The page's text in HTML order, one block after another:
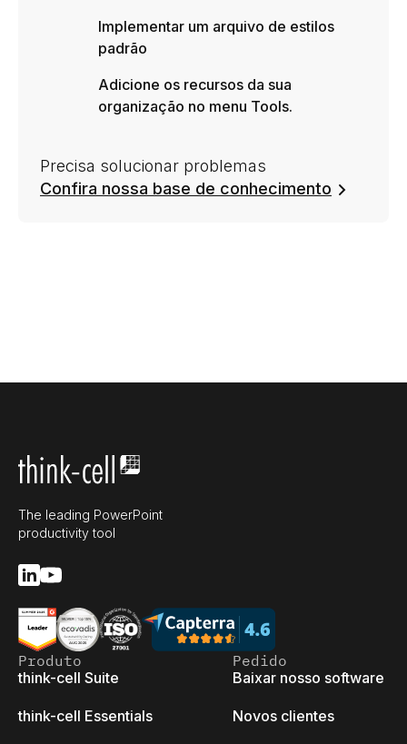
Implementar um arquivo de estilos
padrão
Adicione os recursos da sua
organização no menu Tools.
Precisa solucionar problemas
Confira nossa base de conhecimento
The leading PowerPoint
productivity tool
Produto
think-cell Suite
think-cell Essentials
Pedido
Baixar nosso software
Novos clientes